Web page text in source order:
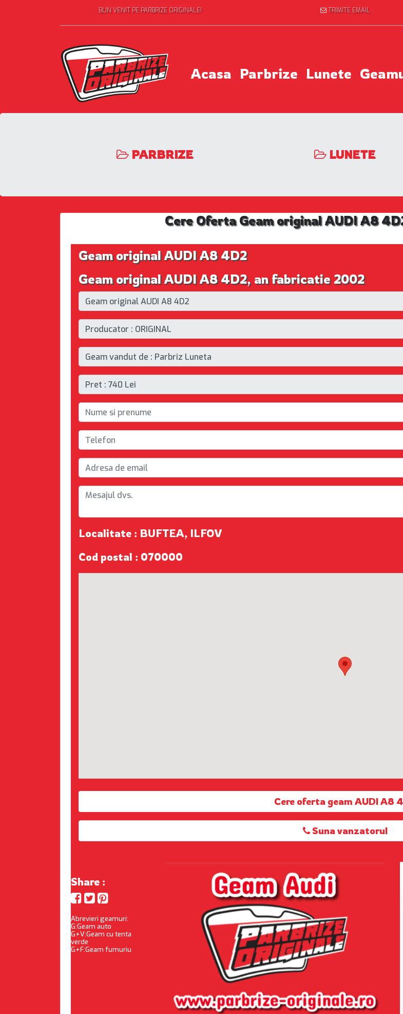
BUN VENIT PE PARBRIZE ORIGINALE! TRIMITE EMAIL
Acasa Parbrize Lunete
PARBRIZE LUNETE
Cere Oferta Geam original AUDI A8
Geam original AUDI A8 4D2
Geam original AUDI A8 4D2, an fabricatie 2002
Localitate : BUFTEA, ILFOV
Cod postal : 070000
Cere oferta geam AUDI A8
Suna vanzatorul
Share :
Abrevieri geamuri:
G:Geam auto
G+V:Geam cu tenta
verde
G+F:Geam fumuriu